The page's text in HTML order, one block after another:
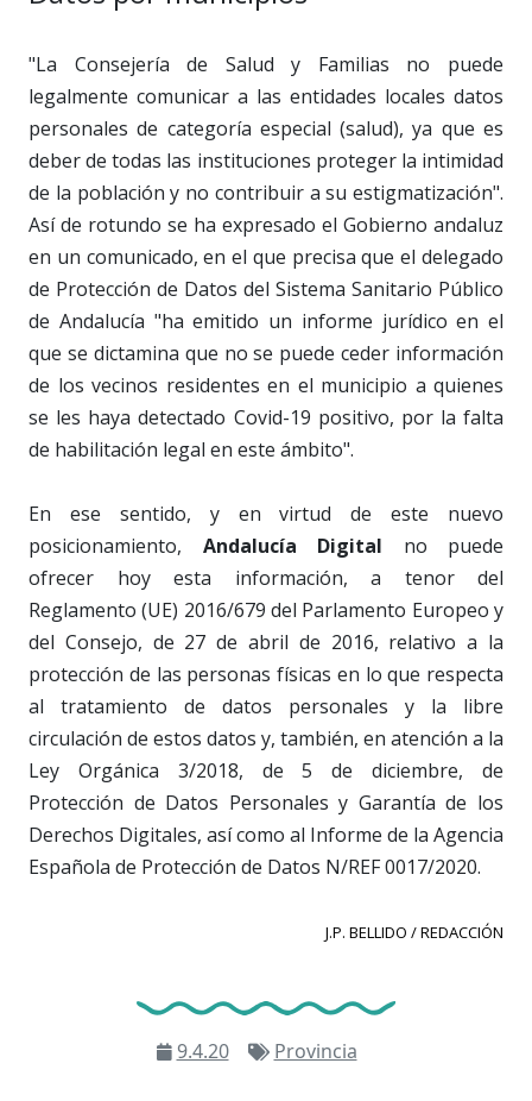
"La Consejería de Salud y Familias no puede
legalmente comunicar a las entidades locales datos
personales de categoría especial (salud), ya que es
deber de todas las instituciones proteger la intimidad
de la población y no contribuir a su estigmatización".
Así de rotundo se ha expresado el Gobierno andaluz
en un comunicado, en el que precisa que el delegado
de Protección de Datos del Sistema Sanitario Público
de Andalucía "ha emitido un informe jurídico en el
que se dictamina que no se puede ceder información
de los vecinos residentes en el municipio a quienes
se les haya detectado Covid-19 positivo, por la falta
de habilitación legal en este ámbito".
En ese sentido, y en virtud de este nuevo
posicionamiento, Andalucía Digital no puede
ofrecer hoy esta información, a tenor del
Reglamento (UE) 2016/679 del Parlamento Europeo y
del Consejo, de 27 de abril de 2016, relativo a la
protección de las personas físicas en lo que respecta
al tratamiento de datos personales y la libre
circulación de estos datos y, también, en atención a la
Ley Orgánica 3/2018, de 5 de diciembre, de
Protección de Datos Personales y Garantía de los
Derechos Digitales, así como al Informe de la Agencia
Española de Protección de Datos N/REF 0017/2020.
J.P. BELLIDO / REDACCIÓN
9.4.20 Provincia